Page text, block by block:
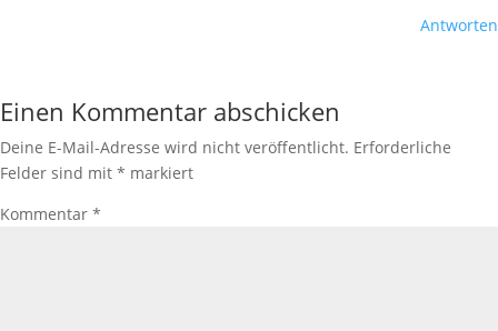
Antworten
Einen Kommentar abschicken
Deine E-Mail-Adresse wird nicht veröffentlicht. Erforderliche
Felder sind mit * markiert
Kommentar *